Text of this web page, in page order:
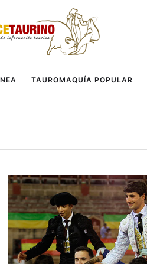
TAUROMAQUÍA POPULAR